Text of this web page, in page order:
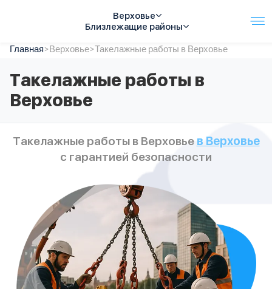
Верховье
Близлежащие районы
Услуги
Автопарк
Тарифы
Акции
Контакты
Спецтехника
Главная>Верховье>Такелажные работы в Верховье
Такелажные работы в
Верховье
Такелажные работы в Верховье в Верховье
с гарантией безопасности